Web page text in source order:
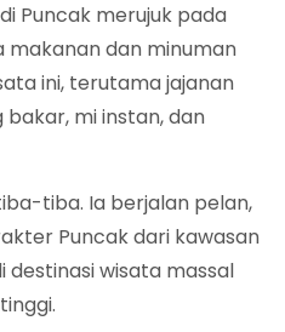
Puncak merujuk pada
dan minuman
ini, terutama jajanan
mi instan, dan
tiba. Ia berjalan pelan,
Puncak dari kawasan
destinasi wisata massal